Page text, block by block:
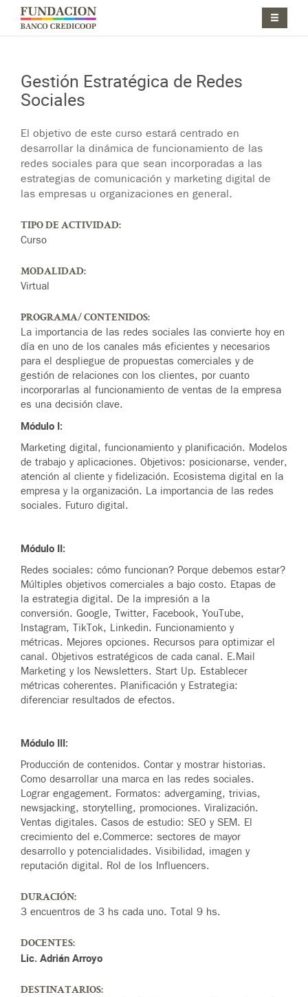
Pasar al contenido principal
Jump to main content
Gestión Estratégica de Redes
Sociales
Jump to main content
El objetivo de este curso estará centrado en
desarrollar la dinámica de funcionamiento de las
redes sociales para que sean incorporadas a las
estrategias de comunicación y marketing digital de
las empresas u organizaciones en general.
TIPO DE ACTIVIDAD:
Curso
MODALIDAD:
Virtual
PROGRAMA/ CONTENIDOS:
La importancia de las redes sociales las convierte hoy en
día en uno de los canales más eficientes y necesarios
para el despliegue de propuestas comerciales y de
gestión de relaciones con los clientes, por cuanto
incorporarlas al funcionamiento de ventas de la empresa
es una decisión clave.
Módulo I:
Marketing digital, funcionamiento y planificación. Modelos
de trabajo y aplicaciones. Objetivos: posicionarse, vender,
atención al cliente y fidelización. Ecosistema digital en la
empresa y la organización. La importancia de las redes
sociales. Futuro digital.
Módulo II:
Redes sociales: cómo funcionan? Porque debemos estar?
Múltiples objetivos comerciales a bajo costo. Etapas de
la estrategia digital. De la impresión a la
conversión. Google, Twitter, Facebook, YouTube,
Instagram, TikTok, Linkedin. Funcionamiento y
métricas. Mejores opciones. Recursos para optimizar el
canal. Objetivos estratégicos de cada canal. E.Mail
Marketing y los Newsletters. Start Up. Establecer
métricas coherentes. Planificación y Estrategia:
diferenciar resultados de efectos.
Módulo III:
Producción de contenidos. Contar y mostrar historias.
Como desarrollar una marca en las redes sociales.
Lograr engagement. Formatos: advergaming, trivias,
newsjacking, storytelling, promociones. Viralización.
Ventas digitales. Casos de estudio: SEO y SEM. El
crecimiento del e.Commerce: sectores de mayor
desarrollo y potencialidades. Visibilidad, imagen y
reputación digital. Rol de los Influencers.
DURACIÓN:
3 encuentros de 3 hs cada uno. Total 9 hs.
DOCENTES:
Lic. Adrián Arroyo
DESTINATARIOS: